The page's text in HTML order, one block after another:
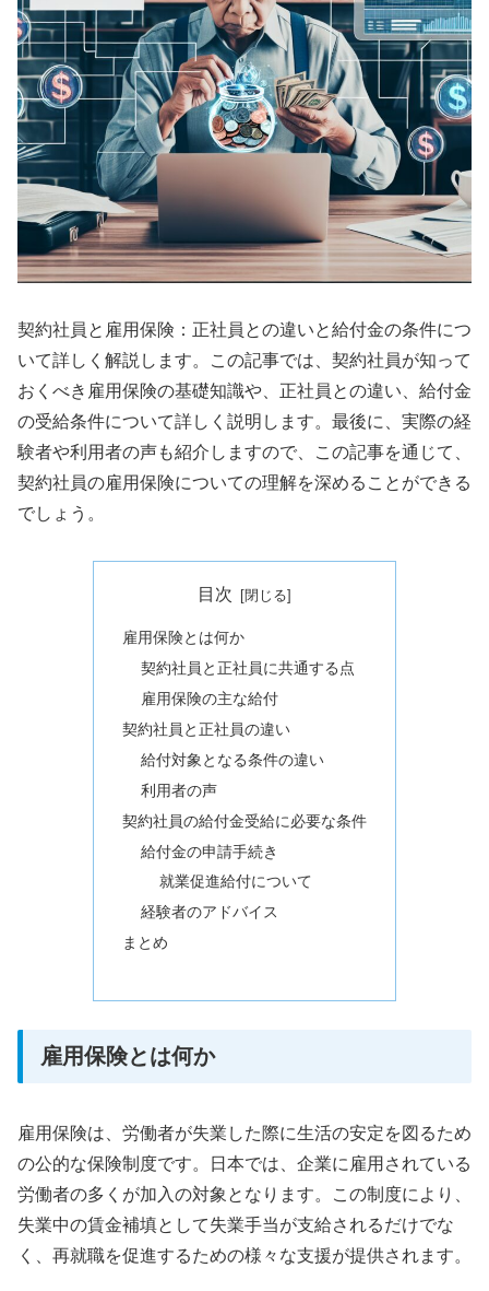
契約社員と雇用保険：正社員との違いと給付金の条件につ
いて詳しく解説します。この記事では、契約社員が知って
おくべき雇用保険の基礎知識や、正社員との違い、給付金
の受給条件について詳しく説明します。最後に、実際の経
験者や利用者の声も紹介しますので、この記事を通じて、
契約社員の雇用保険についての理解を深めることができる
でしょう。
目次
雇用保険とは何か
契約社員と正社員に共通する点
雇用保険の主な給付
契約社員と正社員の違い
給付対象となる条件の違い
利用者の声
契約社員の給付金受給に必要な条件
給付金の申請手続き
就業促進給付について
経験者のアドバイス
まとめ
雇用保険とは何か
雇用保険は、労働者が失業した際に生活の安定を図るため
の公的な保険制度です。日本では、企業に雇用されている
労働者の多くが加入の対象となります。この制度により、
失業中の賃金補填として失業手当が支給されるだけでな
く、再就職を促進するための様々な支援が提供されます。